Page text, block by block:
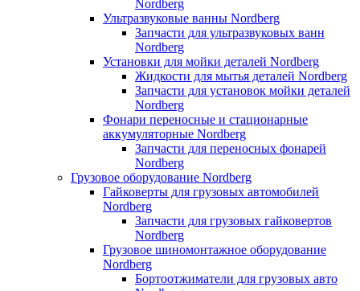
Nordberg
Ультразвуковые ванны Nordberg
Запчасти для ультразвуковых ванн
Nordberg
Установки для мойки деталей Nordberg
Жидкости для мытья деталей Nordberg
Запчасти для установок мойки деталей
Nordberg
Фонари переносные и стационарные
аккумуляторные Nordberg
Запчасти для переносных фонарей
Nordberg
Грузовое оборудование Nordberg
Гайковерты для грузовых автомобилей
Nordberg
Запчасти для грузовых гайковертов
Nordberg
Грузовое шиномонтажное оборудование
Nordberg
Бортоотжиматели для грузовых авто